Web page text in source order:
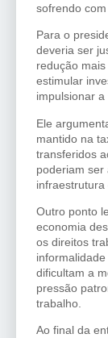
sofrendo com
Para o
deveria ser
redução
estimular
impulsionar
Ele
mantido na
transferidos
poderiam ser
infraestrutura
Outro ponto
economia
os direitos
dificultam a
pressão
trabalho.
Ao final da